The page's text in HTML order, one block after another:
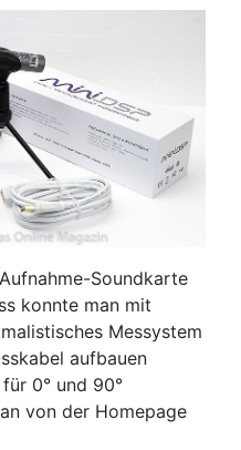
Soundkarte
konnte man mit
Messystem
aufbauen
0° und 90°
von der Homepage